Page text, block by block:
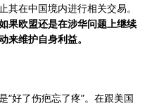
在中国境内进行相关交易。
果欧盟还是在涉华问题上继续
来维护自身利益。
“好了伤疤忘了疼”。在跟美国